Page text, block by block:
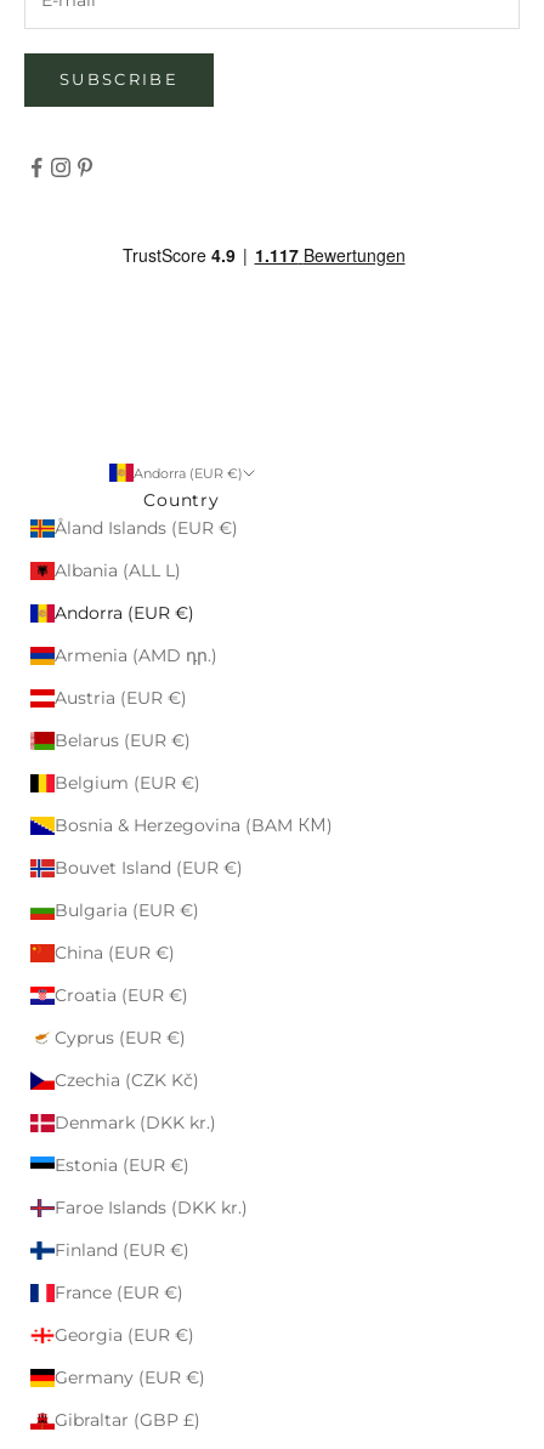
SUBSCRIBE
Andorra (EUR €)
Country
Åland Islands (EUR €)
Albania (ALL L)
Andorra (EUR €)
Armenia (AMD դր.)
Austria (EUR €)
Belarus (EUR €)
Belgium (EUR €)
Bosnia & Herzegovina (BAM КМ)
Bouvet Island (EUR €)
Bulgaria (EUR €)
China (EUR €)
Croatia (EUR €)
Cyprus (EUR €)
Czechia (CZK Kč)
Denmark (DKK kr.)
Estonia (EUR €)
Faroe Islands (DKK kr.)
Finland (EUR €)
France (EUR €)
Georgia (EUR €)
Germany (EUR €)
Gibraltar (GBP £)